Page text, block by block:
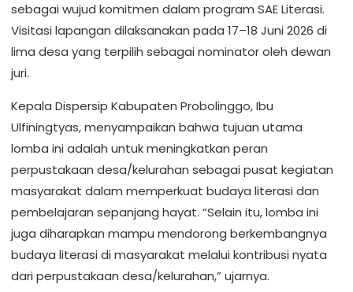
sebagai wujud komitmen dalam program SAE Literasi.
Visitasi lapangan dilaksanakan pada 17–18 Juni 2026 di
lima desa yang terpilih sebagai nominator oleh dewan
juri.
Kepala Dispersip Kabupaten Probolinggo, Ibu
Ulfiningtyas, menyampaikan bahwa tujuan utama
lomba ini adalah untuk meningkatkan peran
perpustakaan desa/kelurahan sebagai pusat kegiatan
masyarakat dalam memperkuat budaya literasi dan
pembelajaran sepanjang hayat. “Selain itu, lomba ini
juga diharapkan mampu mendorong berkembangnya
budaya literasi di masyarakat melalui kontribusi nyata
dari perpustakaan desa/kelurahan,” ujarnya.